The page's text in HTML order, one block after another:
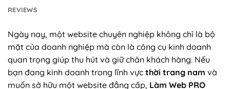
REVIEWS
Ngày nay, một website chuyên nghiệp không chỉ là bộ
mặt của doanh nghiệp mà còn là công cụ kinh doanh
quan trọng giúp thu hút và giữ chân khách hàng. Nếu
bạn đang kinh doanh trong lĩnh vực thời trang nam và
muốn sở hữu một website đẳng cấp, Làm Web PRO